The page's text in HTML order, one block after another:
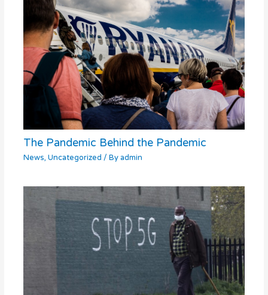
The Pandemic Behind the Pandemic
News, Uncategorized / By admin